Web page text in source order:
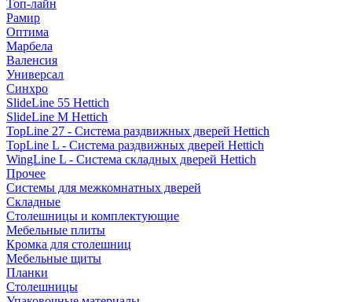
Топ-лайн
Рамир
Оптима
Марбела
Валенсия
Универсал
Синхро
SlideLine 55 Hettich
SlideLine M Hettich
TopLine 27 - Система раздвижных дверей Hettich
TopLine L - Система раздвижных дверей Hettich
WingLine L - Система складных дверей Hettich
Прочее
Системы для межкомнатных дверей
Складные
Столешницы и комплектующие
Мебельные плиты
Кромка для столешниц
Мебельные щиты
Планки
Столешницы